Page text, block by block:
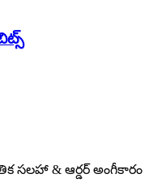
సలహా & ఆర్డర్ అంగీకారం